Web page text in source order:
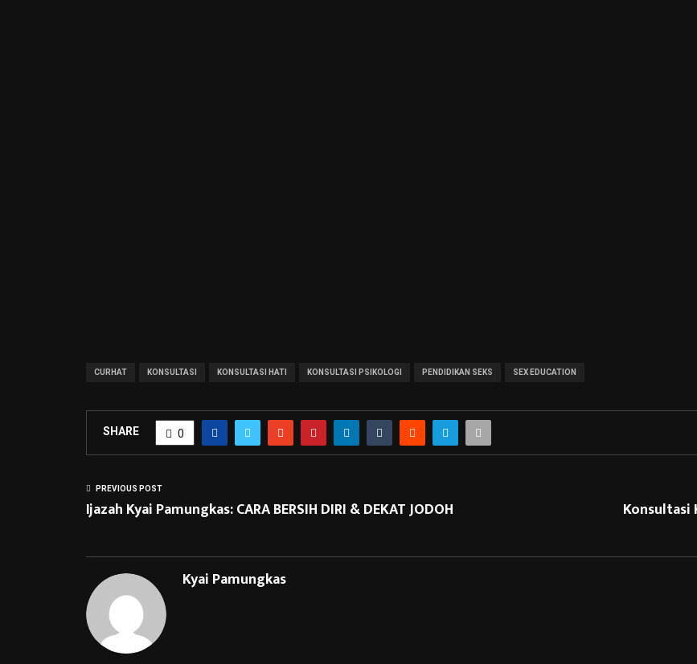
CURHAT KONSULTASI KONSULTASI HATI KONSULTASI PSIKOLOGI PENDIDIKAN SEKS SEX EDUCATION
SHARE 0
PREVIOUS POST
Ijazah Kyai Pamungkas: CARA BERSIH DIRI & DEKAT JODOH Konsultasi
Kyai Pamungkas